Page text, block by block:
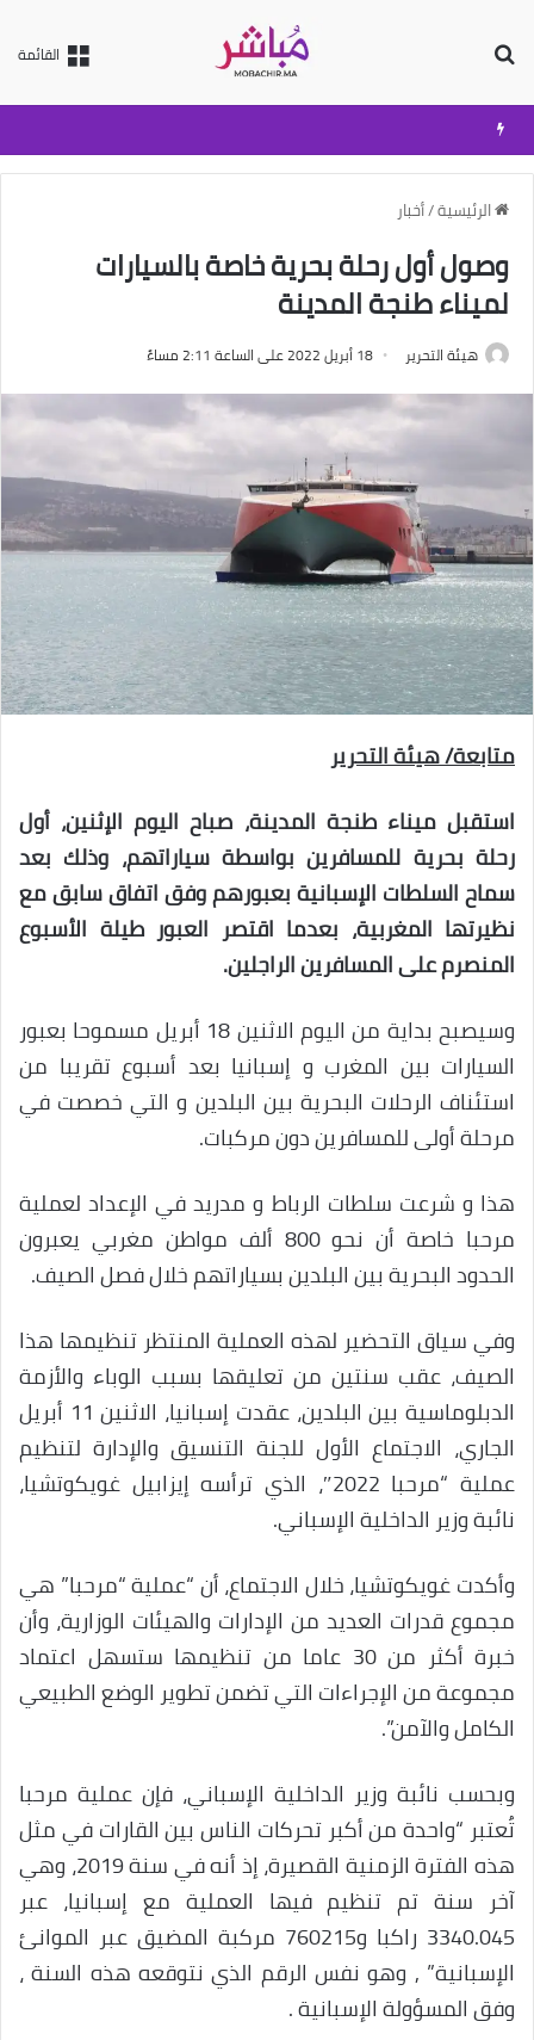
القائمة
الرئيسية/أخبار
وصول أول رحلة بحرية خاصة بالسيارات
لميناء طنجة المدينة
هيئة التحرير 18 أبريل 2022 على الساعة 2:11 مساءً
متابعة/ هيئة التحرير
استقبل ميناء طنجة المدينة، صباح اليوم الإثنين، أول
رحلة بحرية للمسافرين بواسطة سياراتهم، وذلك بعد
سماح السلطات الإسبانية بعبورهم وفق اتفاق سابق مع
نظيرتها المغربية، بعدما اقتصر العبور طيلة الأسبوع
المنصرم على المسافرين الراجلين.
وسيصبح بداية من اليوم الاثنين 18 أبريل مسموحا بعبور
السيارات بين المغرب و إسبانيا بعد أسبوع تقريبا من
استئناف الرحلات البحرية بين البلدين و التي خصصت في
مرحلة أولى للمسافرين دون مركبات.
هذا و شرعت سلطات الرباط و مدريد في الإعداد لعملية
مرحبا خاصة أن نحو 800 ألف مواطن مغربي يعبرون
الحدود البحرية بين البلدين بسياراتهم خلال فصل الصيف.
وفي سياق التحضير لهذه العملية المنتظر تنظيمها هذا
الصيف، عقب سنتين من تعليقها بسبب الوباء والأزمة
الدبلوماسية بين البلدين، عقدت إسبانيا، الاثنين 11 أبريل
الجاري، الاجتماع الأول للجنة التنسيق والإدارة لتنظيم
عملية “مرحبا 2022″، الذي ترأسه إيزابيل غويكوتشيا،
نائبة وزير الداخلية الإسباني.
وأكدت غويكوتشيا، خلال الاجتماع، أن “عملية “مرحبا” هي
مجموع قدرات العديد من الإدارات والهيئات الوزارية، وأن
خبرة أكثر من 30 عاما من تنظيمها ستسهل اعتماد
مجموعة من الإجراءات التي تضمن تطوير الوضع الطبيعي
الكامل والآمن”.
وبحسب نائبة وزير الداخلية الإسباني، فإن عملية مرحبا
تُعتبر “واحدة من أكبر تحركات الناس بين القارات في مثل
هذه الفترة الزمنية القصيرة، إذ أنه في سنة 2019، وهي
آخر سنة تم تنظيم فيها العملية مع إسبانيا، عبر
3340.045 راكبا و760215 مركبة المضيق عبر الموانئ
الإسبانية” , وهو نفس الرقم الذي نتوقعه هذه السنة ،
وفق المسؤولة الإسبانية .